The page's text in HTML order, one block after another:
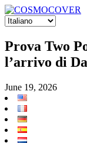
Prova Two
l’arrivo di
June 19, 2026